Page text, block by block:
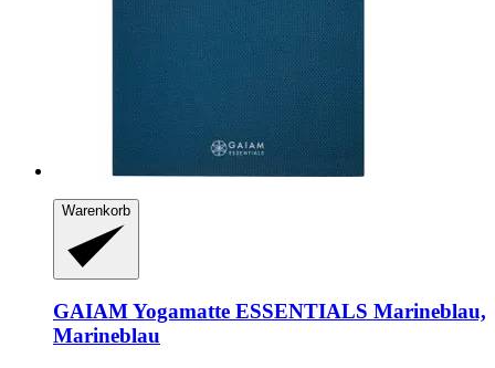
Warenkorb
GAIAMYogamatte ESSENTIALS Marineblau,
Marineblau